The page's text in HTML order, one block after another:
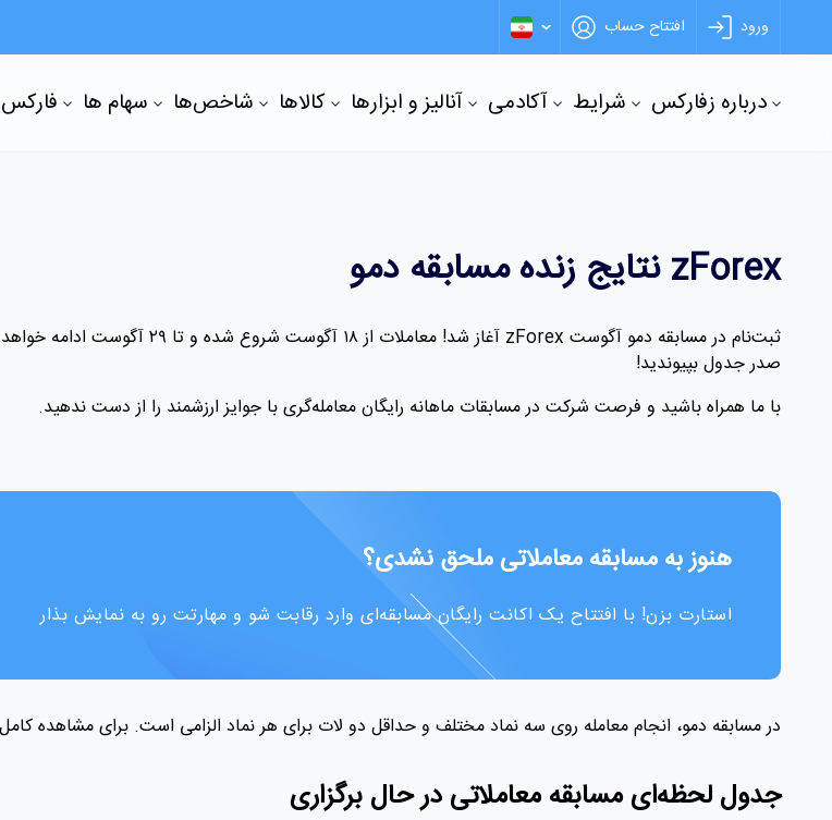
افتتاح حساب ورود
فارکس سهام ها شاخص‌ها کالاها آنالیز و ابزارها آکادمی شرایط درباره زفارکس
zForex نتایج زنده مسابقه دمو
ثبت‌نام در مسابقه دمو آگوست zForex آغاز شد! معاملات از ۱۸ آگوست شروع شده و تا ۲۹
آگوست ادامه
صدر جدول بپیوندید!
با ما همراه باشید و فرصت شرکت در مسابقات ماهانه رایگان معامله‌گری با جوایز ارزشمند را از دست ندهید.
هنوز به مسابقه معاملاتی ملحق نشدی؟
استارت بزن! با افتتاح یک اکانت رایگان مسابقه‌ای وارد رقابت شو و مهارتت رو به نمایش بذار
در مسابقه دمو، انجام معامله روی سه نماد مختلف و حداقل دو لات برای هر نماد الزامی است. برای مشاهده
جدول لحظه‌ای مسابقه معاملاتی در حال برگزاری